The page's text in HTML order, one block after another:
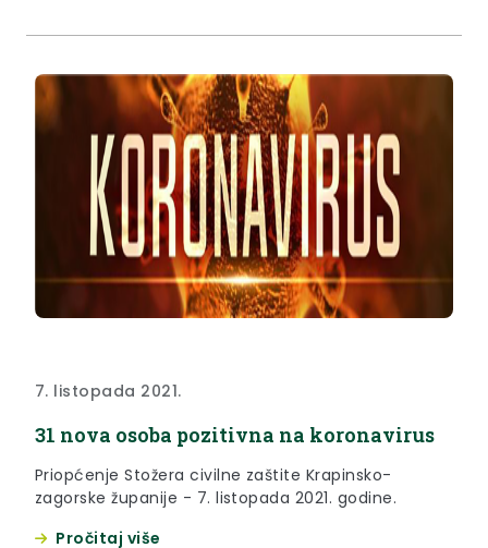
7. listopada 2021.
31 nova osoba pozitivna na koronavirus
Priopćenje Stožera civilne zaštite Krapinsko-
zagorske županije - 7. listopada 2021. godine.
Pročitaj više